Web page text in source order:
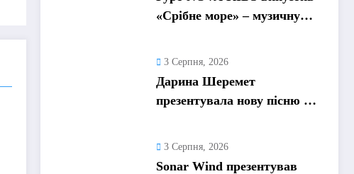
«Срібне море» – музичну
3 Серпня, 2026
Дарина Шеремет
презентувала нову пісню «А
3 Серпня, 2026
Sonar Wind презентував